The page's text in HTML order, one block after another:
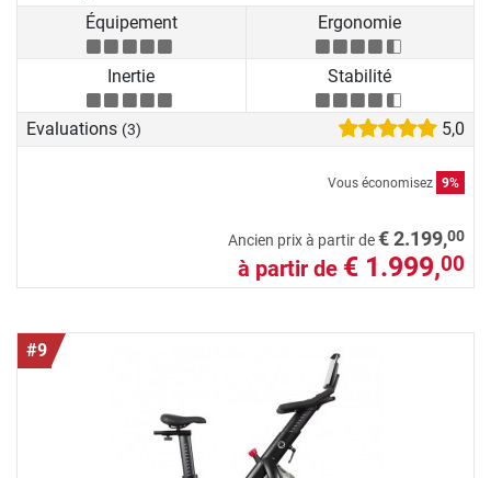
Équipement
Ergonomie
Inertie Stabilité
Evaluations (3) 5,0
Vous économisez 9%
Ancien prix à partir de€ 2.199,00
à partir de € 1.999,00
#9